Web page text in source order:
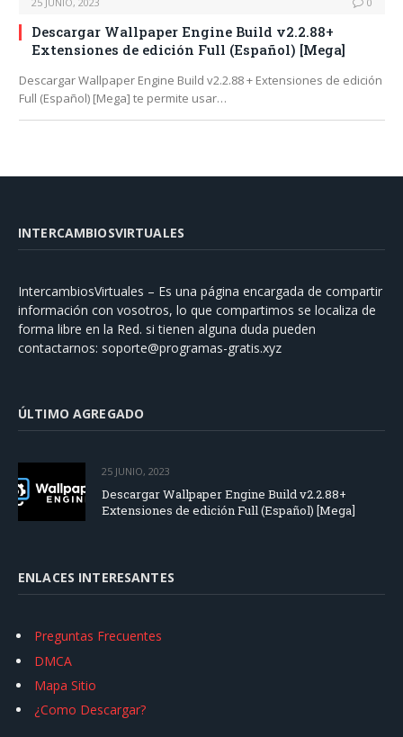
Descargar Wallpaper Engine Build v2.2.88+
Extensiones de edición Full (Español) [Mega]
Descargar Wallpaper Engine Build v2.2.88 + Extensiones de edición
Full (Español) [Mega] te permite usar…
INTERCAMBIOSVIRTUALES
IntercambiosVirtuales – Es una página encargada de compartir
información con vosotros, lo que compartimos se localiza de
forma libre en la Red. si tienen alguna duda pueden
contactarnos: soporte@programas-gratis.xyz
ÚLTIMO AGREGADO
25 JUNIO, 2023
Descargar Wallpaper Engine Build v2.2.88+
Extensiones de edición Full (Español) [Mega]
ENLACES INTERESANTES
Preguntas Frecuentes
DMCA
Mapa Sitio
¿Como Descargar?